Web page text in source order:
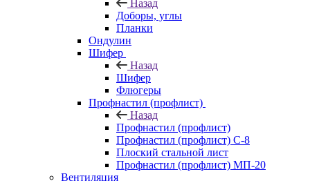
Назад
Доборы, углы
Планки
Ондулин
Шифер
Назад
Шифер
Флюгеры
Профнастил (профлист)
Назад
Профнастил (профлист)
Профнастил (профлист) С-8
Плоский стальной лист
Профнастил (профлист) МП-20
Вентиляция